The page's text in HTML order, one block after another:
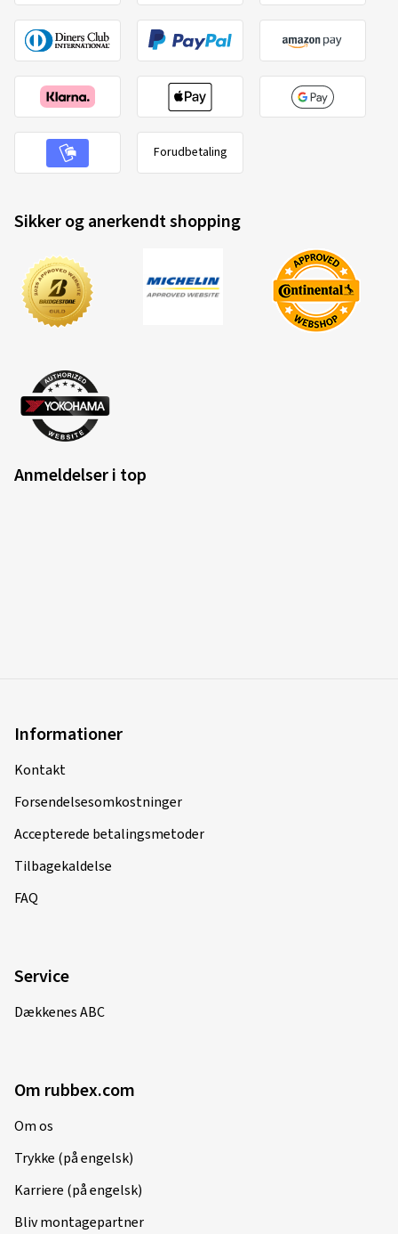
Forudbetaling
Sikker og anerkendt shopping
Anmeldelser i top
Informationer
Kontakt
Forsendelsesomkostninger
Accepterede betalingsmetoder
Tilbagekaldelse
FAQ
Service
Dækkenes ABC
Om rubbex.com
Om os
Trykke (på engelsk)
Karriere (på engelsk)
Bliv montagepartner